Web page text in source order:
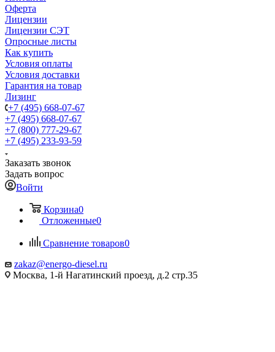
Оферта
Лицензии
Лицензии СЭТ
Опросные листы
Как купить
Условия оплаты
Условия доставки
Гарантия на товар
Лизинг
+7 (495) 668-07-67
+7 (495) 668-07-67
+7 (800) 777-29-67
+7 (495) 233-93-59
Заказать звонок
Задать вопрос
Войти
Корзина0
Отложенные0
Сравнение товаров0
zakaz@energo-diesel.ru
Москва, 1-й Нагатинский проезд, д.2 стр.35